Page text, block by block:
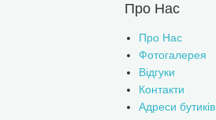
Про Нас
Про Нас
Фотогалерея
Відгуки
Контакти
Адреси бутиків